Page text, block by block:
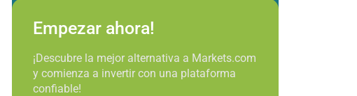
Empezar ahora!
¡Descubre la mejor alternativa a Markets.com
y comienza a invertir con una plataforma
confiable!